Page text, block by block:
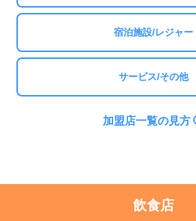
宿泊施設/レジャー
サービス/その他
加盟店一覧の見方
飲食店